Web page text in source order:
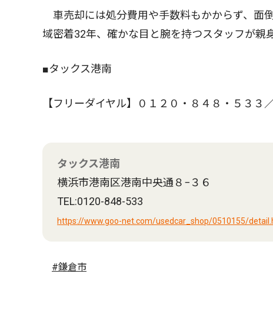
車売却には処分費用や手数料もかからず、面
域密着32年、確かな目と腕を持つスタッフが親
■タックス港南
【フリーダイヤル】０１２０・８４８・５３３
タックス港南
横浜市港南区港南中央通８−３６
TEL:0120-848-533
https://www.goo-net.com/usedcar_shop/0510155/
#鎌倉市